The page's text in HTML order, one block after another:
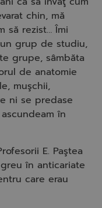
chin, mă
să rezist… Îmi
grup de studiu,
grupe, sâmbăta
de anatomie
muşchii,
ni se predase
în
E. Paştea
în anticariate
care erau